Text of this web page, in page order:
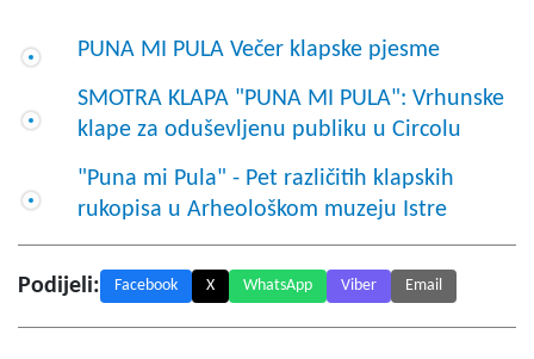
PUNA MI PULA Večer klapske pjesme
SMOTRA KLAPA "PUNA MI PULA": Vrhunske
klape za oduševljenu publiku u Circolu
"Puna mi Pula" - Pet različitih klapskih
rukopisa u Arheološkom muzeju Istre
Podijeli: Facebook X WhatsApp Viber Email